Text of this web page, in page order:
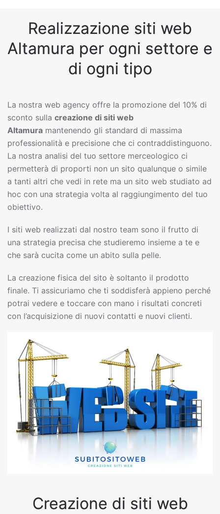
Realizzazione siti web
Altamura per ogni settore e
di ogni tipo
La nostra web agency offre la promozione del 10% di
sconto sulla creazione di siti web
Altamura mantenendo gli standard di massima
professionalità e precisione che ci contraddistinguono.
La nostra analisi del tuo settore merceologico ci
permetterà di proporti non un sito qualunque o simile
a tanti altri che vedi in rete ma un sito web studiato ad
hoc con una strategia volta al raggiungimento del tuo
obiettivo.
I siti web realizzati dal nostro team sono il frutto di
una strategia precisa che studieremo insieme a te e
che sarà cucita come un abito sulla pelle.
La creazione fisica del sito è soltanto il prodotto
finale. Ti assicuriamo che ti soddisferà appieno perché
potrai vedere e toccare con mano i risultati concreti
con l’acquisizione di nuovi contatti e nuovi clienti.
Creazione di siti web